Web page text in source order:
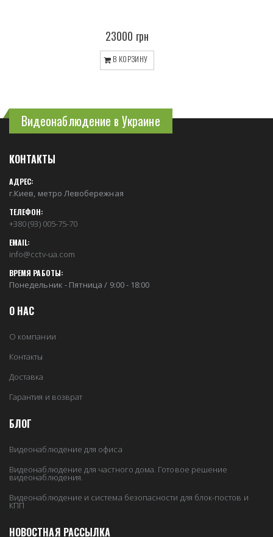
23000 грн
В КОРЗИНУ
Видеонаблюдение в Украине
КОНТАКТЫ
АДРЕС:
г.Киев, метро Левобережная
ТЕЛЕФОН:
+380 (93) 005-75-70
EMAIL:
info@cctv-ua.com
ВРЕМЯ РАБОТЫ:
Понедельник - Пятница / 9:00 - 18:00
О НАС
О компании
Контакты
Доставка
Гарантия и возврат
БЛОГ
Видеонаблюдение для офиса
Видеонаблюдение для частного дома. Готовое решение
видеонаблюдения.
Видеонаблюдение и система безопасности для блок-постов и
КПП
НОВОСТНАЯ РАССЫЛКА